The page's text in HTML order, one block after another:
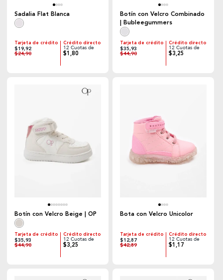
Sadalia Flat Blanca
Tarjeta de crédito
$19,92
$24,90
Crédito directo
12 Cuotas de
$1,80
Botín con Velcro Combinado
| Bubleegummers
Tarjeta de crédito
$35,93
$44,90
Crédito directo
12 Cuotas de
$3,25
Botín con Velcro Beige | OP
Tarjeta de crédito
$35,93
$44,90
Crédito directo
12 Cuotas de
$3,25
Bota con Velcro Unicolor
Tarjeta de crédito
$12,87
$42,89
Crédito directo
12 Cuotas de
$1,17